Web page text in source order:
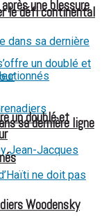
le défi continental
Woodensky
sa dernière ligne
une blessure
un doublé et